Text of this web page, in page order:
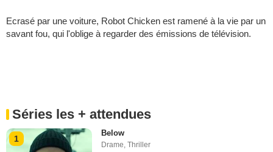
Ecrasé par une voiture, Robot Chicken est ramené à la vie par un
savant fou, qui l'oblige à regarder des émissions de télévision.
Séries les + attendues
1
Below
Drame ,Thriller